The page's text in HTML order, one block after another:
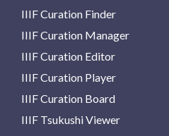
IIIF Curation Finder
IIIF Curation Manager
IIIF Curation Editor
IIIF Curation Player
IIIF Curation Board
IIIF Tsukushi Viewer